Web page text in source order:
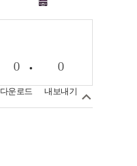
0
다운로드
0
내보내기